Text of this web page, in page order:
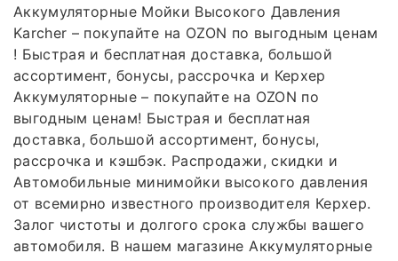
Аккумуляторные Мойки Высокого Давления
Karcher – покупайте на OZON по выгодным ценам
! Быстрая и бесплатная доставка, большой
ассортимент, бонусы, рассрочка и Керхер
Аккумуляторные – покупайте на OZON по
выгодным ценам! Быстрая и бесплатная
доставка, большой ассортимент, бонусы,
рассрочка и кэшбэк. Распродажи, скидки и
Автомобильные минимойки высокого давления
от всемирно известного производителя Керхер.
Залог чистоты и долгого срока службы вашего
автомобиля. В нашем магазине Аккумуляторные